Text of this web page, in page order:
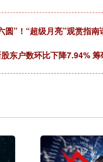
圆”！“超级月亮”观赏指南
东户数环比下降7.94% 筹